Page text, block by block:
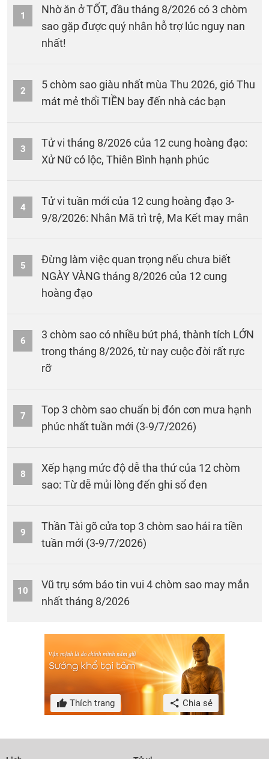
1
Nhờ ăn ở TỐT, đầu tháng 8/2026 có 3 chòm
sao gặp được quý nhân hỗ trợ lúc nguy nan
nhất!
2
5 chòm sao giàu nhất mùa Thu 2026, gió Thu
mát mẻ thổi TIỀN bay đến nhà các bạn
3
Tử vi tháng 8/2026 của 12 cung hoàng đạo:
Xử Nữ có lộc, Thiên Bình hạnh phúc
4
Tử vi tuần mới của 12 cung hoàng đạo 3-
9/8/2026: Nhân Mã trì trệ, Ma Kết may mắn
5
Đừng làm việc quan trọng nếu chưa biết
NGÀY VÀNG tháng 8/2026 của 12 cung
hoàng đạo
6
3 chòm sao có nhiều bứt phá, thành tích LỚN
trong tháng 8/2026, từ nay cuộc đời rất rực
rỡ
7
Top 3 chòm sao chuẩn bị đón cơn mưa hạnh
phúc nhất tuần mới (3-9/7/2026)
8
Xếp hạng mức độ dễ tha thứ của 12 chòm
sao: Từ dễ mủi lòng đến ghi sổ đen
9
Thần Tài gõ cửa top 3 chòm sao hái ra tiền
tuần mới (3-9/7/2026)
10
Vũ trụ sớm báo tin vui 4 chòm sao may mắn
nhất tháng 8/2026
Thích trang Chia sẻ